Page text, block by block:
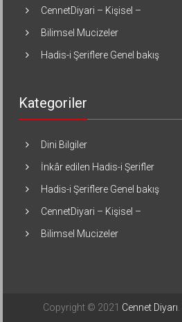
CennetDiyari – Kişisel –
Bilimsel Mucizeler
Hadis-i Şeriflere Genel bakış
Kategoriler
Dini Bilgiler
İnkâr edilen Hadis-i Şerifler
Hadis-i Şeriflere Genel bakış
CennetDiyari – Kişisel –
Bilimsel Mucizeler
Copyright © 2021 Cennet Diyarı